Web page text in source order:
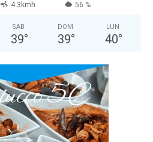
4.3kmh 56 %
SAB
39°
DOM
39°
LUN
40°